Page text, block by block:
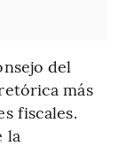
del
más
fiscales.
la